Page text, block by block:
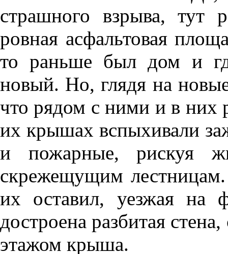
страшного взрыва, тут
ровная асфальтовая
то раньше был дом и
новый. Но, глядя на
что рядом с ними и в них
их крышах вспыхивали
и пожарные, рискуя
скрежещущим
их оставил, уезжая на
достроена разбитая
этажом крыша.